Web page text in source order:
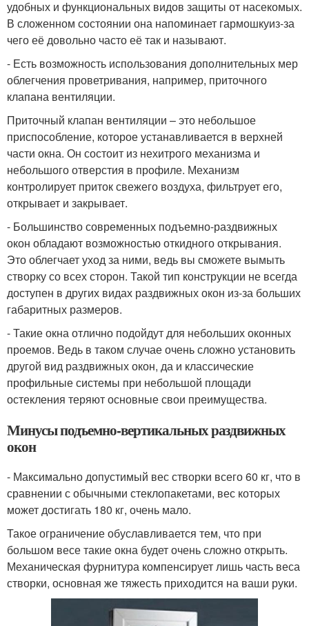
удобных и функциональных видов защиты от насекомых.
В сложенном состоянии она напоминает гармошкуиз-за
чего её довольно часто её так и называют.
- Есть возможность использования дополнительных мер
облегчения проветривания, например, приточного
клапана вентиляции.
Приточный клапан вентиляции – это небольшое
приспособление, которое устанавливается в верхней
части окна. Он состоит из нехитрого механизма и
небольшого отверстия в профиле. Механизм
контролирует приток свежего воздуха, фильтрует его,
открывает и закрывает.
- Большинство современных подъемно-раздвижных
окон обладают возможностью откидного открывания.
Это облегчает уход за ними, ведь вы сможете вымыть
створку со всех сторон. Такой тип конструкции не всегда
доступен в других видах раздвижных окон из-за больших
габаритных размеров.
- Такие окна отлично подойдут для небольших оконных
проемов. Ведь в таком случае очень сложно установить
другой вид раздвижных окон, да и классические
профильные системы при небольшой площади
остекления теряют основные свои преимущества.
Минусы подъемно-вертикальных раздвижных
окон
- Максимально допустимый вес створки всего 60 кг, что в
сравнении с обычными стеклопакетами, вес которых
может достигать 180 кг, очень мало.
Такое ограничение обуславливается тем, что при
большом весе такие окна будет очень сложно открыть.
Механическая фурнитура компенсирует лишь часть веса
створки, основная же тяжесть приходится на ваши руки.